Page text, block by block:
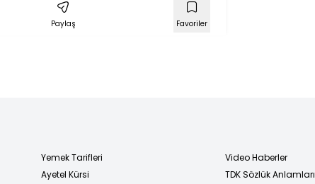
götürülen kadın
Paylaş Favoriler
Yemek Tarifleri
Ayetel Kürsi
Video Haberler
TDK Sözlük Anlamları